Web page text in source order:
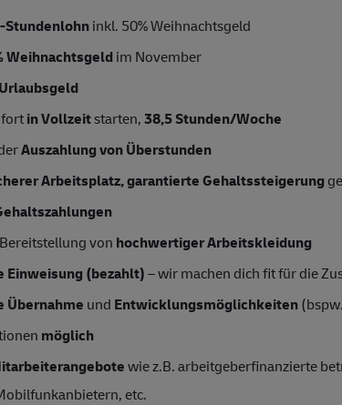
Stundenlohninkl. 50% Weihnachtsgeld
Weihnachtsgeldim November
in Vollzeitstarten,38,5 Stunden/Woche
Auszahlung von Überstunden
Arbeitsplatz, garantierte Gehaltssteigerung
Bereitstellung von hochwertiger Arbeitskleidung
Einweisung (bezahlt)– wir machen dich fit für die
Übernahme und Entwicklungsmöglichkeiten
möglich
wie z.B. arbeitgeberfinanzierte
etc.